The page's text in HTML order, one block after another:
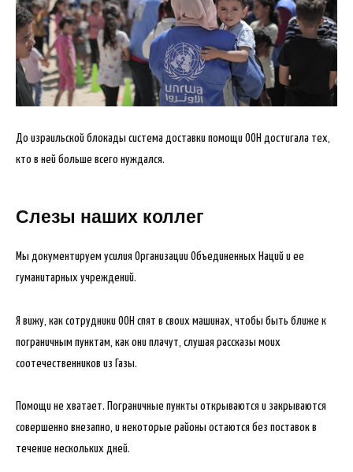
До израильской блокады система доставки помощи ООН достигала тех,
кто в ней больше всего нуждался.
Слезы наших коллег
Мы документируем усилия Организации Объединенных Наций и ее
гуманитарных учреждений.
Я вижу, как сотрудники ООН спят в своих машинах, чтобы быть ближе к
пограничным пунктам, как они плачут, слушая рассказы моих
соотечественников из Газы.
Помощи не хватает. Пограничные пункты открываются и закрываются
совершенно внезапно, и некоторые районы остаются без поставок в
течение нескольких дней.